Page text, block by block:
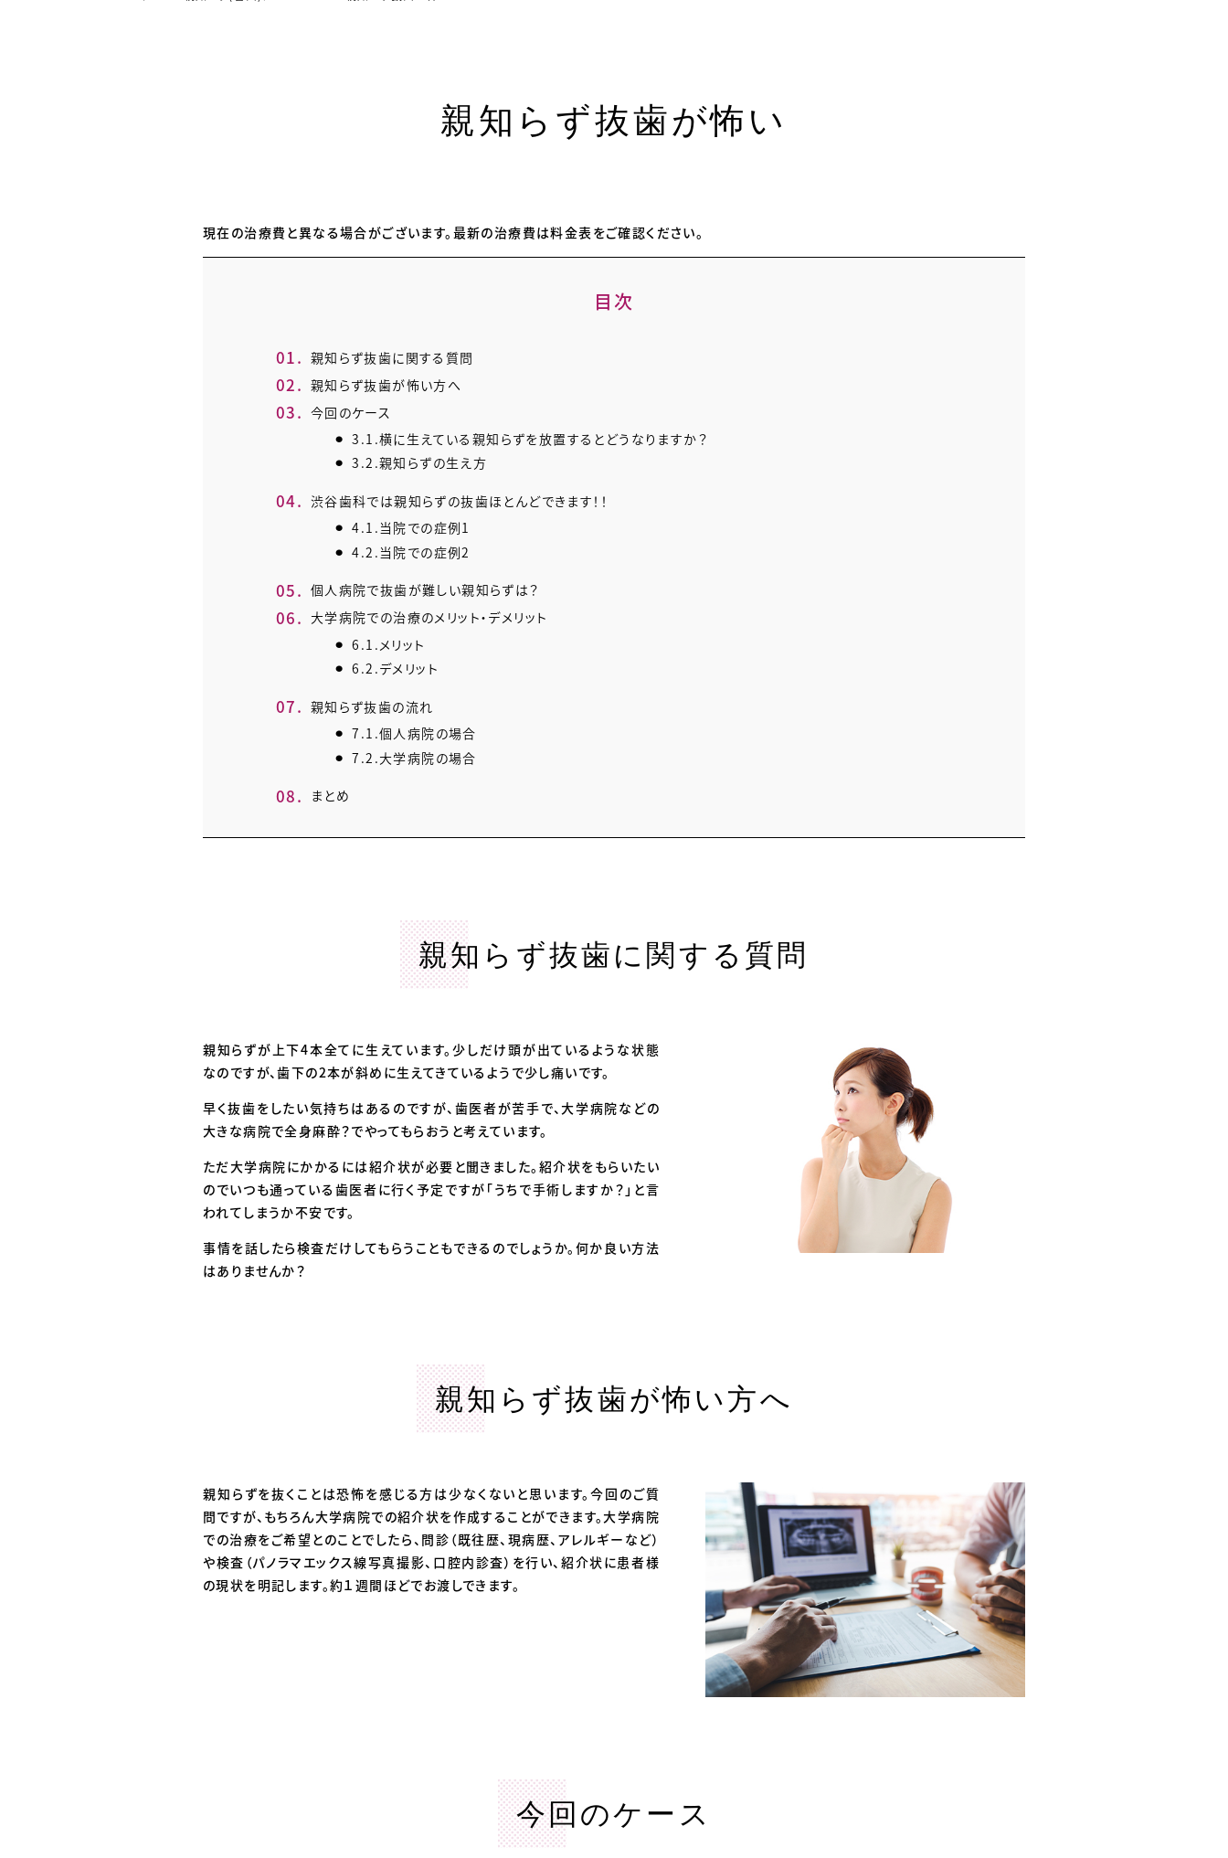
親知らず抜歯が怖い
現在の治療費と異なる場合がございます。最新の治療費は料金表をご確認ください。
目次
1. 親知らず抜歯に関する質問
2. 親知らず抜歯が怖い方へ
3. 今回のケース
3.1.横に生えている親知らずを放置するとどうなりますか？
3.2.親知らずの生え方
4. 渋谷歯科では親知らずの抜歯ほとんどできます！！
4.1. 当院での症例1
4.2. 当院での症例2
5. 個人病院で抜歯が難しい親知らずは？
6. 大学病院での治療のメリット・デメリット
6.1. メリット
6.2.デメリット
7. 親知らず抜歯の流れ
7.1.個人病院の場合
7.2.大学病院の場合
8. まとめ
親知らず抜歯に関する質問
親知らずが上下4本全てに生えています。少しだけ頭が出ているような状態
なのですが、歯下の2本が斜めに生えてきているようで少し痛いです。
早く抜歯をしたい気持ちはあるのですが、歯医者が苦手で、大学病院などの
大きな病院で全身麻酔？でやってもらおうと考えています。
ただ大学病院にかかるには紹介状が必要と聞きました。紹介状をもらいたい
のでいつも通っている歯医者に行く予定ですが「うちで手術しますか？」と言
われてしまうか不安です。
事情を話したら検査だけしてもらうこともできるのでしょうか。何か良い方法
はありませんか？
親知らず抜歯が怖い方へ
親知らずを抜くことは恐怖を感じる方は少なくないと思います。今回のご質
問ですが、もちろん大学病院での紹介状を作成することができます。 大学病院
での治療をご希望とのことでしたら、問診（既往歴、現病歴、アレルギーなど）
や検査（パノラマエックス線写真撮影、口腔内診査）を行い、紹介状に患者様
の現状を明記します。約１週間ほどでお渡しできます。
今回のケース